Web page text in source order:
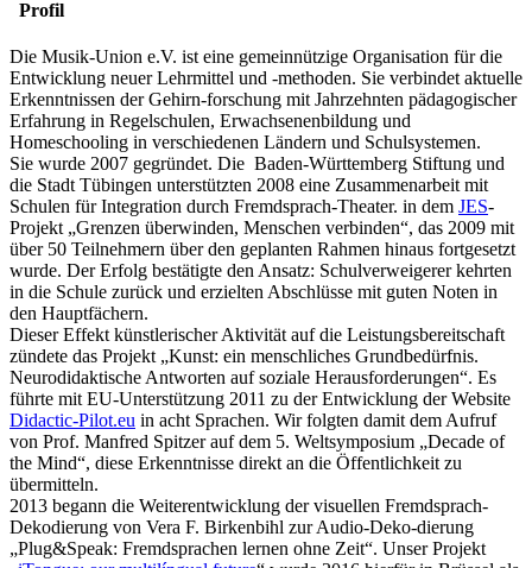
Profil
Die Musik-Union e.V. ist eine gemeinnützige Organisation für die
Entwicklung neuer Lehrmittel und -methoden. Sie verbindet aktuelle
Erkenntnissen der Gehirn-forschung mit Jahrzehnten pädagogischer
Erfahrung in Regelschulen, Erwachsenenbildung und
Homeschooling in verschiedenen Ländern und Schulsystemen.
Sie wurde 2007 gegründet. Die Baden-Württemberg Stiftung und
die Stadt Tübingen unterstützten 2008 eine Zusammenarbeit mit
Schulen für Integration durch Fremdsprach-Theater. in dem JES-
Projekt „Grenzen überwinden, Menschen verbinden“, das 2009 mit
über 50 Teilnehmern über den geplanten Rahmen hinaus fortgesetzt
wurde. Der Erfolg bestätigte den Ansatz: Schulverweigerer kehrten
in die Schule zurück und erzielten Abschlüsse mit guten Noten in
den Hauptfächern.
Dieser Effekt künstlerischer Aktivität auf die Leistungsbereitschaft
zündete das Projekt „Kunst: ein menschliches Grundbedürfnis.
Neurodidaktische Antworten auf soziale Herausforderungen“. Es
führte mit EU-Unterstützung 2011 zu der Entwicklung der Website
Didactic-Pilot.eu in acht Sprachen. Wir folgten damit dem Aufruf
von Prof. Manfred Spitzer auf dem 5. Weltsymposium „Decade of
the Mind“, diese Erkenntnisse direkt an die Öffentlichkeit zu
übermitteln.
2013 begann die Weiterentwicklung der visuellen Fremdsprach-
Dekodierung von Vera F. Birkenbihl zur Audio-Deko-dierung
„Plug&Speak: Fremdsprachen lernen ohne Zeit“. Unser Projekt